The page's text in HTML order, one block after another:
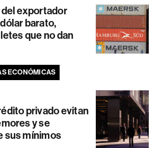
del exportador
barato,
que no dan
ECONÓMICAS
privado evitan
y se
sus mínimos